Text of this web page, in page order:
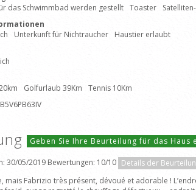
das Schwimmbad werden gestellt Toaster
Unterkunft für Nichtraucher
Haustier erlaubt
Golfurlaub 39Km
Tennis 10Km
Geben Sie Ihre Beurteilung für das Haus
30/05/2019 Bewertungen: 10/10 Details der
mais Fabrizio très présent, dévoué et adorable !